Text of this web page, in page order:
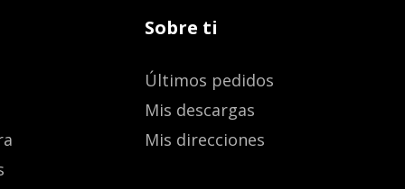
Sobre ti
Últimos pedidos
Mis descargas
Mis direcciones